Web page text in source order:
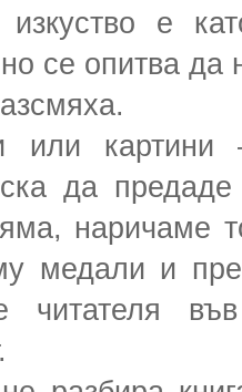
изкуство е
се опитва
или
да
наричаме
медали и
читателя